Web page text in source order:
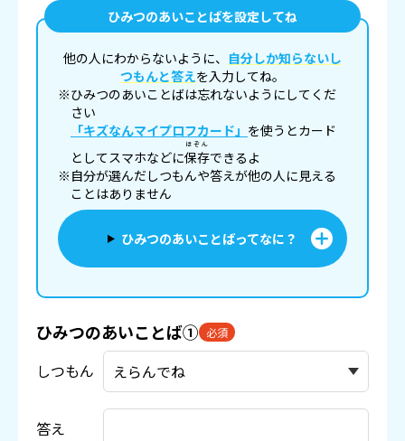
ひみつのあいことばを設定してね
他の人にわからないように、 自分しか知らないし
つもんと答えを入力してね。
※ひみつのあいことばは忘れないようにしてくだ
さい
「キズなんマイプロフカード」 を使うとカード
としてスマホなどに保存
ほぞん
できるよ
※自分が選んだしつもんや答えが他の人に見える
ことはありません
ひみつのあいことばってなに？
ひみつのあいことば① 必須
しつもん
答え